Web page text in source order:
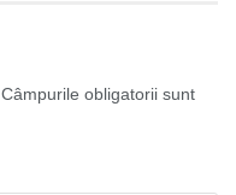
Câmpurile obligatorii sunt